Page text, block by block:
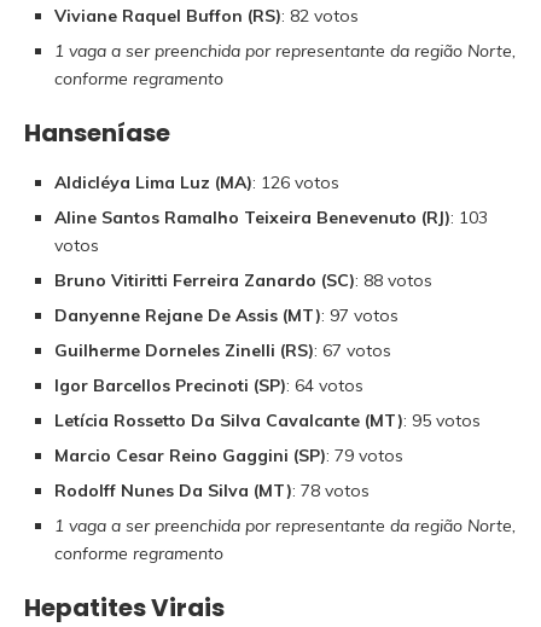
Viviane Raquel Buffon (RS): 82 votos
1 vaga a ser preenchida por representante da região Norte,
conforme regramento
Hanseníase
Aldicléya Lima Luz (MA): 126 votos
Aline Santos Ramalho Teixeira Benevenuto (RJ): 103
votos
Bruno Vitiritti Ferreira Zanardo (SC): 88 votos
Danyenne Rejane De Assis (MT): 97 votos
Guilherme Dorneles Zinelli (RS): 67 votos
Igor Barcellos Precinoti (SP): 64 votos
Letícia Rossetto Da Silva Cavalcante (MT): 95 votos
Marcio Cesar Reino Gaggini (SP): 79 votos
Rodolff Nunes Da Silva (MT): 78 votos
1 vaga a ser preenchida por representante da região Norte,
conforme regramento
Hepatites Virais